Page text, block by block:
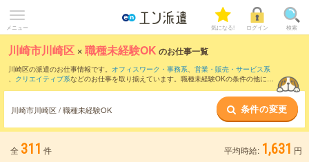
メニュー 気になる! ログイン 検索
川崎市川崎区 ×職種未経験OK のお仕事一覧
川崎区の派遣のお仕事情報です。 オフィスワーク・事務系、 営業・販売・サービス系
、 クリエイティブ系などのお仕事を取り揃えています。職種未経験OKの条件の他に、
川崎市川崎区 / 職種未経験OK 条件の変更
全 311 件 平均時給: 1,631 円